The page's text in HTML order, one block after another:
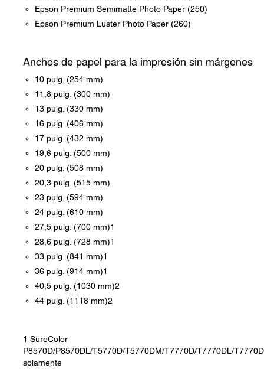
Epson Premium Semimatte Photo Paper (250)
Epson Premium Luster Photo Paper (260)
Anchos de papel para la impresión sin márgenes
10 pulg. (254 mm)
11,8 pulg. (300 mm)
13 pulg. (330 mm)
16 pulg. (406 mm)
17 pulg. (432 mm)
19,6 pulg. (500 mm)
20 pulg. (508 mm)
20,3 pulg. (515 mm)
23 pulg. (594 mm)
24 pulg. (610 mm)
27,5 pulg. (700 mm)1
28,6 pulg. (728 mm)1
33 pulg. (841 mm)1
36 pulg. (914 mm)1
40,5 pulg. (1030 mm)2
44 pulg. (1118 mm)2
1 SureColor
P8570D/P8570DL/T5770D/T5770DM/T7770D/T7770DL/
solamente